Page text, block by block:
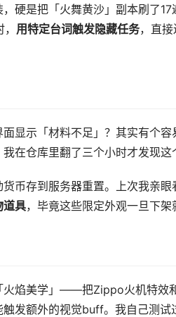
硬是把「火舞黄沙」副本刷了
用特定台词触发隐藏任务，直
面显示「材料不足」？其实有个
在仓库里翻了三个小时才发现
币存到服务器重置。上次我亲
道具，毕竟这些限定外观一旦下架
火焰美学」——把Zippo火机特效
发额外的视觉buff。我自己测试